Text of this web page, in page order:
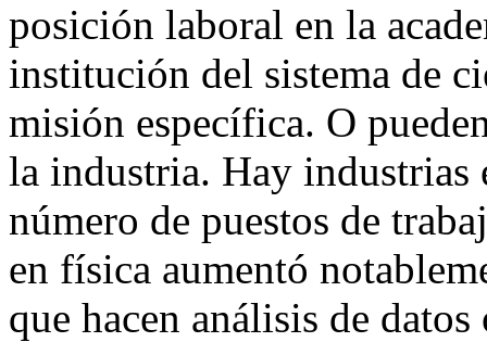
posición laboral en la
institución del sistema de
misión específica. O
la industria. Hay industrias
número de puestos de
en física aumentó
que hacen análisis de